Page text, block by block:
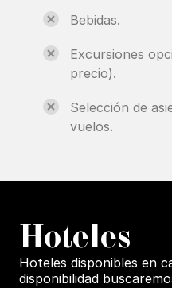
Bebidas.
Excursiones
precio).
Selección de
vuelos.
Hoteles
Hoteles disponibles en
disponibilidad